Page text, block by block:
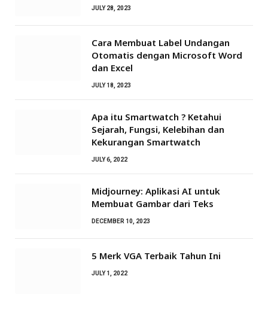
JULY 28, 2023
Cara Membuat Label Undangan
Otomatis dengan Microsoft Word
dan Excel
JULY 18, 2023
Apa itu Smartwatch ? Ketahui
Sejarah, Fungsi, Kelebihan dan
Kekurangan Smartwatch
JULY 6, 2022
Midjourney: Aplikasi AI untuk
Membuat Gambar dari Teks
DECEMBER 10, 2023
5 Merk VGA Terbaik Tahun Ini
JULY 1, 2022